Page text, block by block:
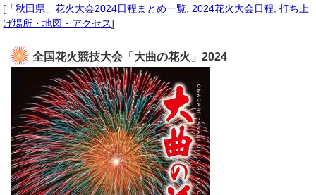
[ 「秋田県」花火大会2024日程まとめ一覧 2024花火大会日程 ,打ち上
げ場所・地図・アクセス]
全国花火競技大会「大曲の花火」2024